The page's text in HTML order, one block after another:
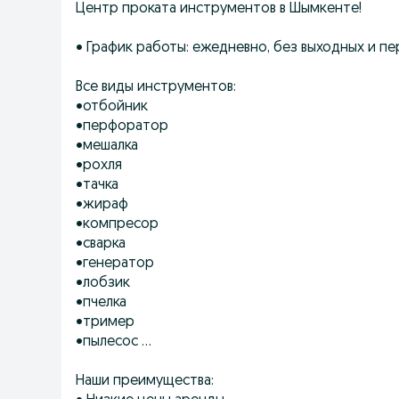
Центр проката инструментов в Шымкенте!
• График работы: ежедневно, без выходных и
Все виды инструментов:
•отбойник
•перфоратор
•мешалка
•рохля
•тачка
•жираф
•компресор
•сварка
•генератор
•лобзик
•пчелка
•тример
•пылесос ...
Наши преимущества: